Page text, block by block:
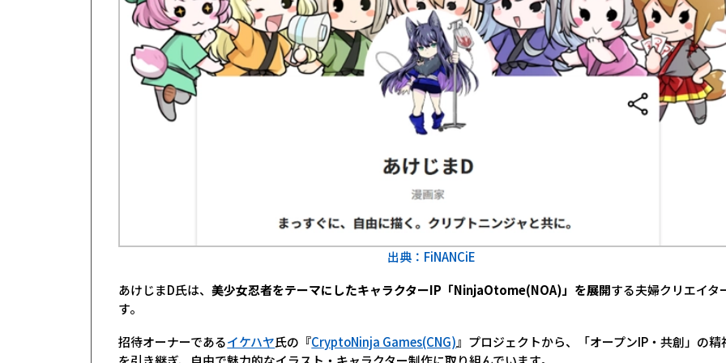
出典：FiNANCiE
あけじまD氏は、美少女忍者をテーマにしたキャラクターIP「NinjaOtome(NOA)」を展開する夫婦クリエイタ
す。
招待オーナーであるイケハヤ氏の『CryptoNinja Games(CNG)』プロジェクトから、「オープンIP・共創」の精